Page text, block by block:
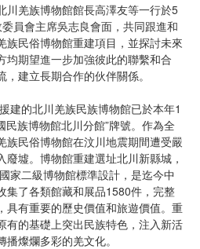
川羌族博物館館長高澤友等一行於5
員會主席吳志良會面，共同跟進和
族民俗博物館重建項目，並探討未來
均期望進一步加強彼此的聯繫和合
建立長期合作的伙伴關係。
建的北川羌族民族博物館已於本年1
民族博物館北川分館”牌號。作為全
族民俗博物館在汶川地震期間遭受嚴
墟。博物館重建選址北川新縣城，
家二級博物館標準設計，是迄今中
集了各類館藏和展品1580件，完整
具有重要的歷史價值和旅遊價值。重
有的基礎上突出民族特色，注入新活
燦爛多彩的羌文化。